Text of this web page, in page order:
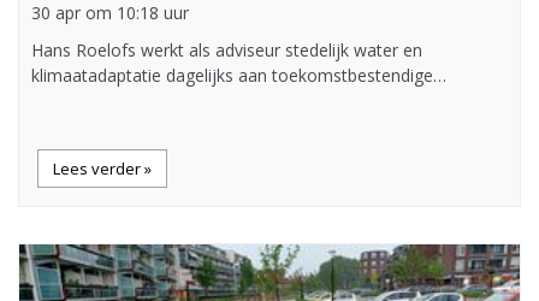
30 apr om 10:18 uur
Hans Roelofs werkt als adviseur stedelijk water en
klimaatadaptatie dagelijks aan toekomstbestendige…
Lees verder »